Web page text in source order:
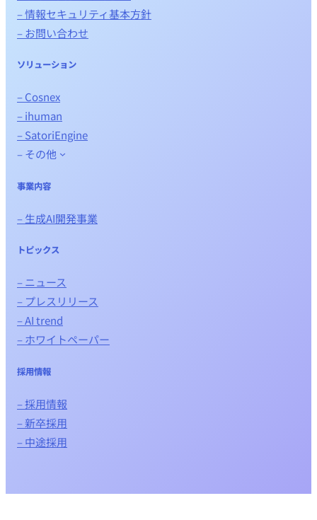
– 情報セキュリティ基本方針
– お問い合わせ
ソリューション
– Cosnex
– ihuman
– SatoriEngine
– その他
事業内容
– 生成AI開発事業
トピックス
– ニュース
– プレスリリース
– AI trend
– ホワイトペーパー
採用情報
– 採用情報
– 新卒採用
– 中途採用